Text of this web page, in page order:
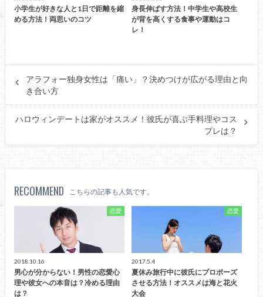
小学生が好きな人と1日で距離を縮
める方法！両思いのコツ
身長伸ばす方法！中学生や高校生
が背を高くする食事や運動はコ
レ！
アラフォー独身女性は「痛い」？決めつけが広がる理由と向
き合い方
ハロウィンデートは家がオススメ！彼氏が喜ぶ手料理やコス
プレは？
RECOMMEND こちらの記事も人気です。
恋愛
2018.10.16
男心が分からない！男性の恋愛心
理や彼女への本音は？冷める理由
は？
恋愛
2017.5.4
夏休み旅行中に彼氏にプロポーズ
させる方法！オススメは海と花火
大会